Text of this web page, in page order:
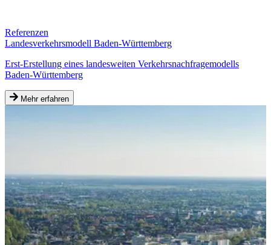
Referenzen
Landesverkehrsmodell Baden-Württemberg
Erst-Erstellung eines landesweiten Verkehrsnachfragemodells
Baden-Württemberg
Mehr erfahren